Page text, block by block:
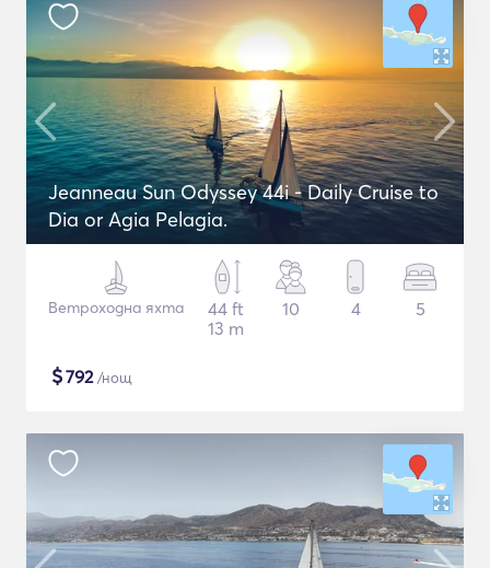
Jeanneau Sun Odyssey 44i - Daily Cruise to
Dia or Agia Pelagia.
Ветроходна яхта
44 ft
13 m
10 4 5
$792/нощ